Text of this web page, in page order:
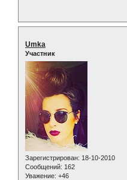
Umka
Участник
Зарегистрирован: 18-10-2010
Сообщений: 162
Уважение: +46